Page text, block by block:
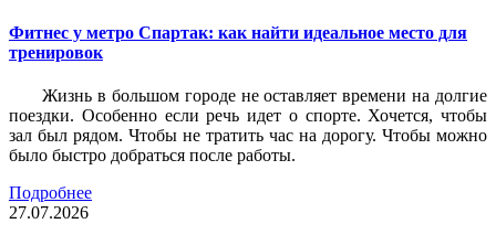
Фитнес у метро Спартак: как найти идеальное место для
тренировок
Жизнь в большом городе не оставляет времени на долгие
поездки. Особенно если речь идет о спорте. Хочется, чтобы
зал был рядом. Чтобы не тратить час на дорогу. Чтобы можно
было быстро добраться после работы.
Подробнее
27.07.2026